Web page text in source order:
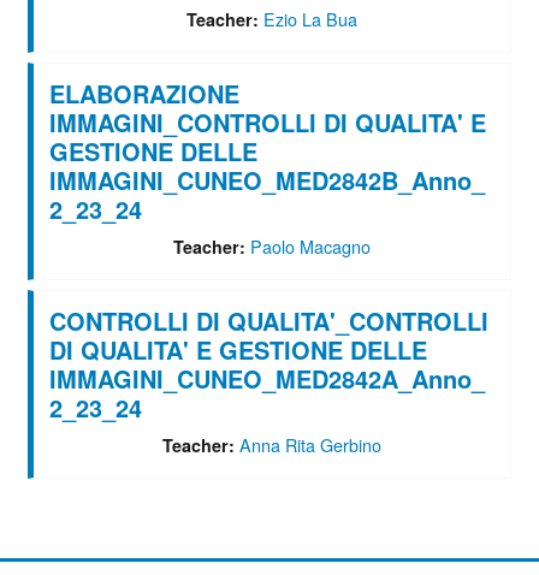
Teacher: Ezio La Bua
ELABORAZIONE
IMMAGINI_CONTROLLI DI QUALITA' E
GESTIONE DELLE
IMMAGINI_CUNEO_MED2842B_Anno_
2_23_24
Teacher: Paolo Macagno
CONTROLLI DI QUALITA'_CONTROLLI
DI QUALITA' E GESTIONE DELLE
IMMAGINI_CUNEO_MED2842A_Anno_
2_23_24
Teacher: Anna Rita Gerbino